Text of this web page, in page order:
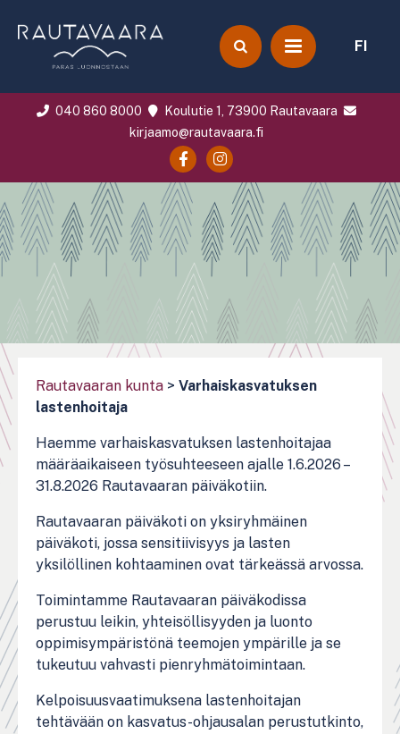
FI
040 860 8000
Koulutie 1, 73900 Rautavaara
kirjaamo@rautavaara.fi
Rautavaaran kunta > Varhaiskasvatuksen
lastenhoitaja
Haemme varhaiskasvatuksen lastenhoitajaa
määräaikaiseen työsuhteeseen ajalle 1.6.2026 –
31.8.2026 Rautavaaran päiväkotiin.
Rautavaaran päiväkoti on yksiryhmäinen
päiväkoti, jossa sensitiivisyys ja lasten
yksilöllinen kohtaaminen ovat tärkeässä arvossa.
Toimintamme Rautavaaran päiväkodissa
perustuu leikin, yhteisöllisyyden ja luonto
oppimisympäristönä teemojen ympärille ja se
tukeutuu vahvasti pienryhmätoimintaan.
Kelpoisuusvaatimuksena lastenhoitajan
tehtävään on kasvatus-ohjausalan perustutkinto,